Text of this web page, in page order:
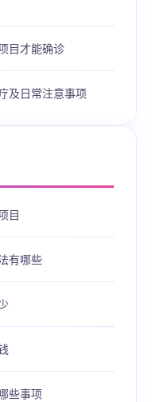
目才能确诊
及日常注意事项
目
有哪些
些事项